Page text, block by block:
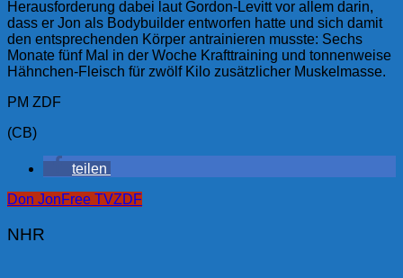
Herausforderung dabei laut Gordon-Levitt vor allem darin,
dass er Jon als Bodybuilder entworfen hatte und sich damit
den entsprechenden Körper antrainieren musste: Sechs
Monate fünf Mal in der Woche Krafttraining und tonnenweise
Hähnchen-Fleisch für zwölf Kilo zusätzlicher Muskelmasse.
PM ZDF
(CB)
teilen
Don JonFree TVZDF
NHR